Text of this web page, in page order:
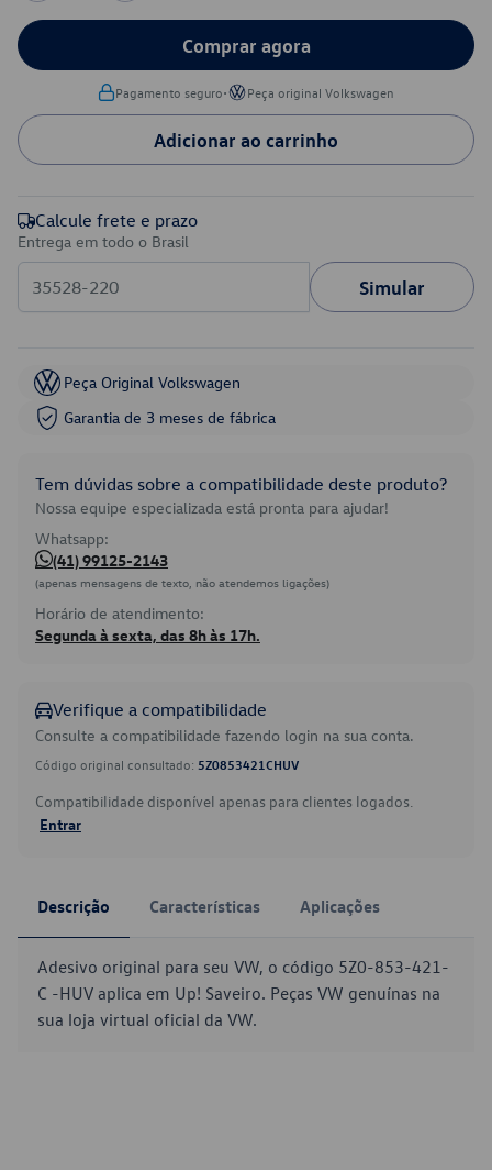
Comprar agora
Pagamento seguro• Peça original Volkswagen
Adicionar ao carrinho
Calcule frete e prazo
Entrega em todo o Brasil
Simular
Peça Original Volkswagen
Garantia de 3 meses de fábrica
Tem dúvidas sobre a compatibilidade deste produto?
Nossa equipe especializada está pronta para ajudar!
Whatsapp:
(41) 99125-2143
(apenas mensagens de texto, não atendemos ligações)
Horário de atendimento:
Segunda à sexta, das 8h às 17h.
Verifique a compatibilidade
Consulte a compatibilidade fazendo login na sua conta.
Código original consultado: 5Z0853421CHUV
Compatibilidade disponível apenas para clientes logados.
Entrar
Descrição Características Aplicações
Adesivo original para seu VW, o código 5Z0-853-421-
C -HUV aplica em Up! Saveiro. Peças VW genuínas na
sua loja virtual oficial da VW.